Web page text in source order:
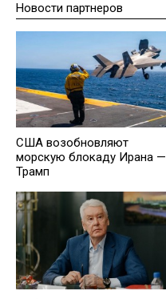
Новости партнеров
США возобновляют
морскую блокаду Ирана —
Трамп